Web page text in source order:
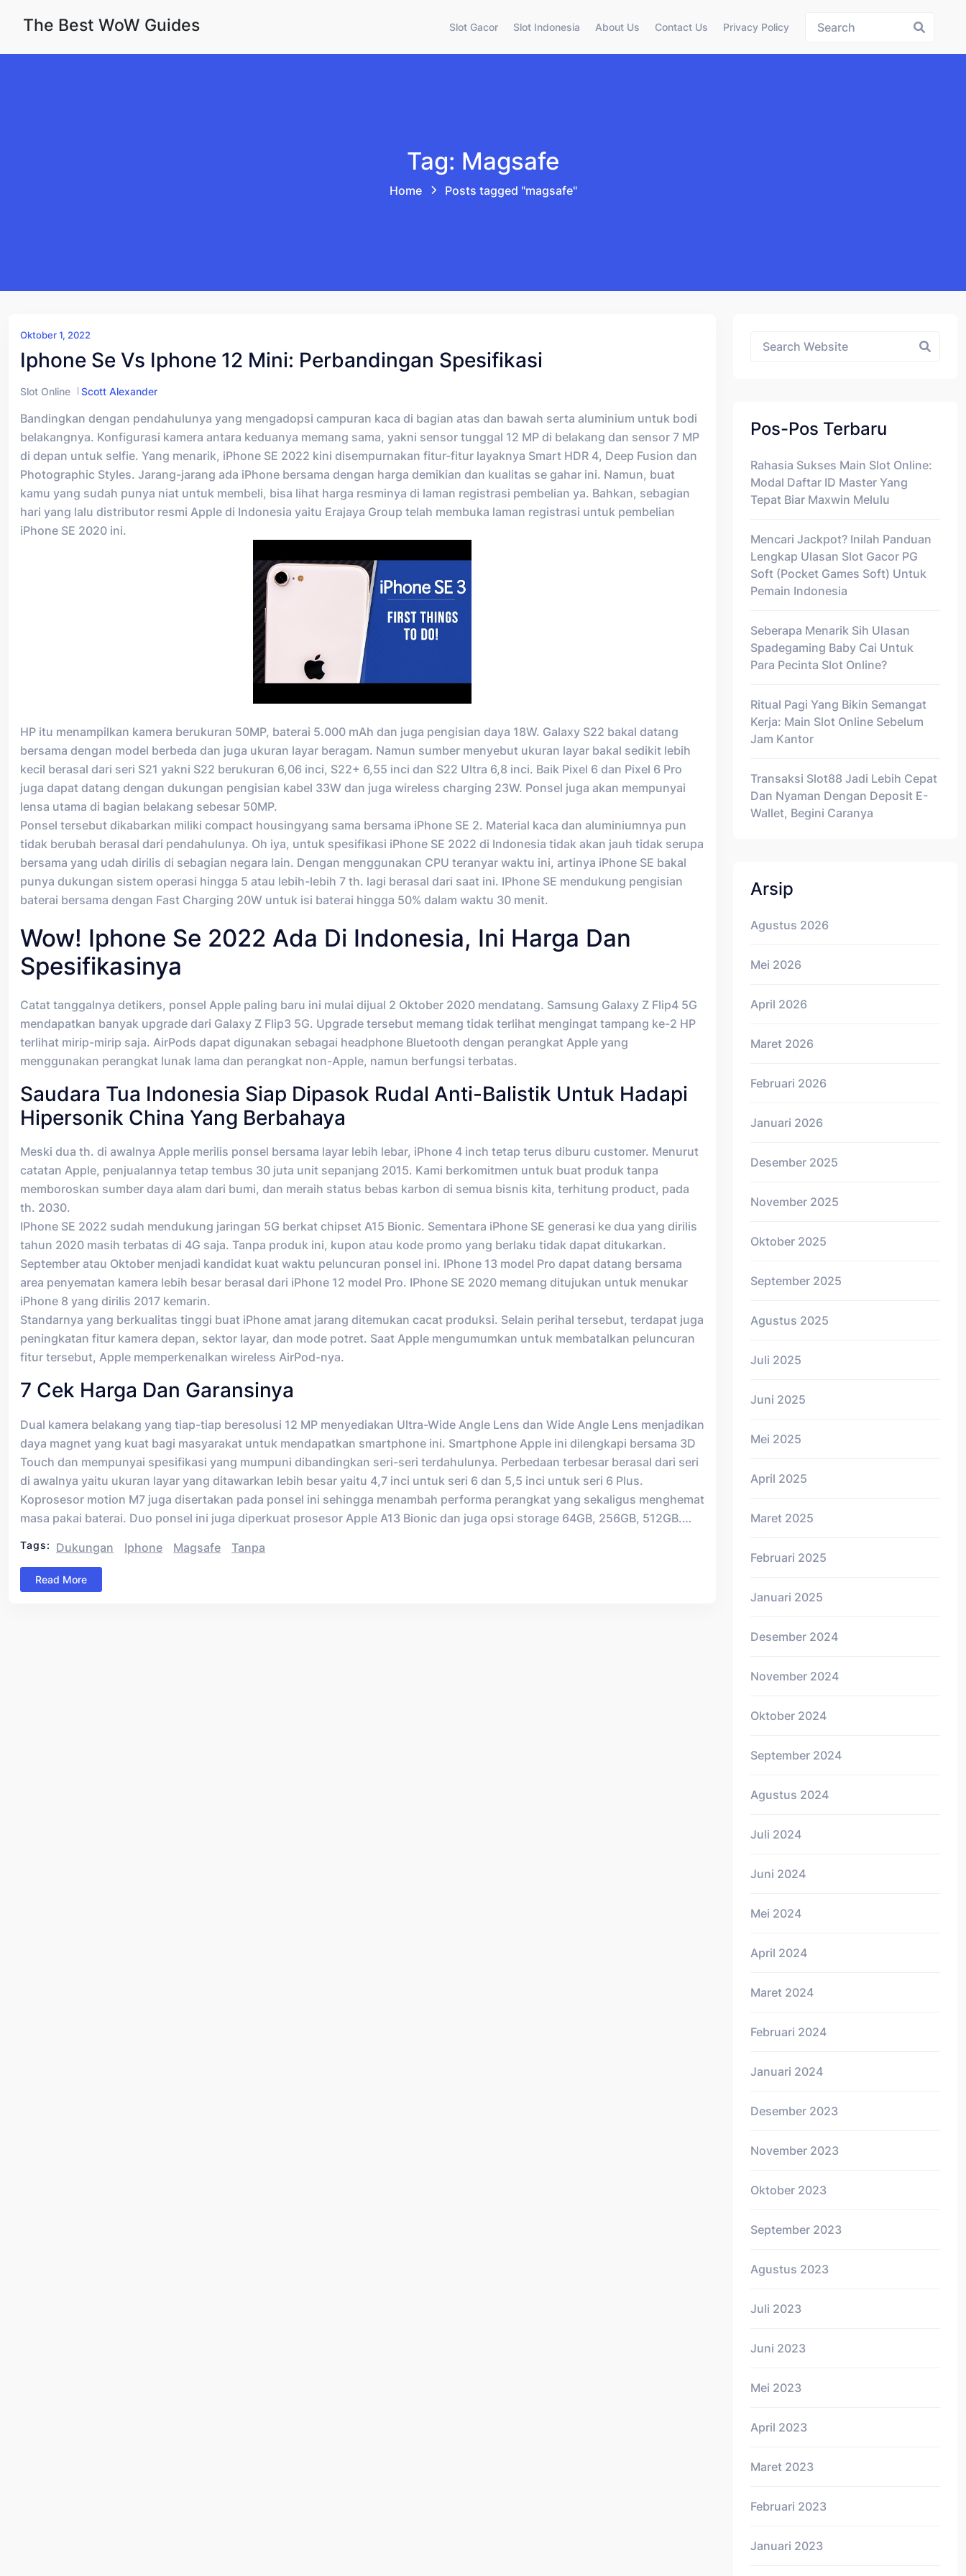
The Best WoW Guides Slot Gacor Slot Indonesia About Us Contact Us Privacy Policy
Tag: Magsafe
Home Posts tagged "magsafe"
Oktober 1, 2022
Iphone Se Vs Iphone 12 Mini: Perbandingan Spesifikasi
Slot Online Scott Alexander
Bandingkan dengan pendahulunya yang mengadopsi campuran kaca di bagian atas dan bawah serta aluminium untuk bodi
belakangnya. Konfigurasi kamera antara keduanya memang sama, yakni sensor tunggal 12 MP di belakang dan sensor 7 MP
di depan untuk selfie. Yang menarik, iPhone SE 2022 kini disempurnakan fitur-fitur layaknya Smart HDR 4, Deep Fusion dan
Photographic Styles. Jarang-jarang ada iPhone bersama dengan harga demikian dan kualitas se gahar ini. Namun, buat
kamu yang sudah punya niat untuk membeli, bisa lihat harga resminya di laman registrasi pembelian ya. Bahkan, sebagian
hari yang lalu distributor resmi Apple di Indonesia yaitu Erajaya Group telah membuka laman registrasi untuk pembelian
iPhone SE 2020 ini.
HP itu menampilkan kamera berukuran 50MP, baterai 5.000 mAh dan juga pengisian daya 18W. Galaxy S22 bakal datang
bersama dengan model berbeda dan juga ukuran layar beragam. Namun sumber menyebut ukuran layar bakal sedikit lebih
kecil berasal dari seri S21 yakni S22 berukuran 6,06 inci, S22+ 6,55 inci dan S22 Ultra 6,8 inci. Baik Pixel 6 dan Pixel 6 Pro
juga dapat datang dengan dukungan pengisian kabel 33W dan juga wireless charging 23W. Ponsel juga akan mempunyai
lensa utama di bagian belakang sebesar 50MP.
Ponsel tersebut dikabarkan miliki compact housingyang sama bersama iPhone SE 2. Material kaca dan aluminiumnya pun
tidak berubah berasal dari pendahulunya. Oh iya, untuk spesifikasi iPhone SE 2022 di Indonesia tidak akan jauh tidak serupa
bersama yang udah dirilis di sebagian negara lain. Dengan menggunakan CPU teranyar waktu ini, artinya iPhone SE bakal
punya dukungan sistem operasi hingga 5 atau lebih-lebih 7 th. lagi berasal dari saat ini. IPhone SE mendukung pengisian
baterai bersama dengan Fast Charging 20W untuk isi baterai hingga 50% dalam waktu 30 menit.
Wow! Iphone Se 2022 Ada Di Indonesia, Ini Harga Dan
Spesifikasinya
Catat tanggalnya detikers, ponsel Apple paling baru ini mulai dijual 2 Oktober 2020 mendatang. Samsung Galaxy Z Flip4 5G
mendapatkan banyak upgrade dari Galaxy Z Flip3 5G. Upgrade tersebut memang tidak terlihat mengingat tampang ke-2 HP
terlihat mirip-mirip saja. AirPods dapat digunakan sebagai headphone Bluetooth dengan perangkat Apple yang
menggunakan perangkat lunak lama dan perangkat non-Apple, namun berfungsi terbatas.
Saudara Tua Indonesia Siap Dipasok Rudal Anti-Balistik Untuk Hadapi
Hipersonik China Yang Berbahaya
Meski dua th. di awalnya Apple merilis ponsel bersama layar lebih lebar, iPhone 4 inch tetap terus diburu customer. Menurut
catatan Apple, penjualannya tetap tembus 30 juta unit sepanjang 2015. Kami berkomitmen untuk buat produk tanpa
memboroskan sumber daya alam dari bumi, dan meraih status bebas karbon di semua bisnis kita, terhitung product, pada
th. 2030.
IPhone SE 2022 sudah mendukung jaringan 5G berkat chipset A15 Bionic. Sementara iPhone SE generasi ke dua yang dirilis
tahun 2020 masih terbatas di 4G saja. Tanpa produk ini, kupon atau kode promo yang berlaku tidak dapat ditukarkan.
September atau Oktober menjadi kandidat kuat waktu peluncuran ponsel ini. IPhone 13 model Pro dapat datang bersama
area penyematan kamera lebih besar berasal dari iPhone 12 model Pro. IPhone SE 2020 memang ditujukan untuk menukar
iPhone 8 yang dirilis 2017 kemarin.
Standarnya yang berkualitas tinggi buat iPhone amat jarang ditemukan cacat produksi. Selain perihal tersebut, terdapat juga
peningkatan fitur kamera depan, sektor layar, dan mode potret. Saat Apple mengumumkan untuk membatalkan peluncuran
fitur tersebut, Apple memperkenalkan wireless AirPod-nya.
7 Cek Harga Dan Garansinya
Dual kamera belakang yang tiap-tiap beresolusi 12 MP menyediakan Ultra-Wide Angle Lens dan Wide Angle Lens menjadikan
daya magnet yang kuat bagi masyarakat untuk mendapatkan smartphone ini. Smartphone Apple ini dilengkapi bersama 3D
Touch dan mempunyai spesifikasi yang mumpuni dibandingkan seri-seri terdahulunya. Perbedaan terbesar berasal dari seri
di awalnya yaitu ukuran layar yang ditawarkan lebih besar yaitu 4,7 inci untuk seri 6 dan 5,5 inci untuk seri 6 Plus.
Koprosesor motion M7 juga disertakan pada ponsel ini sehingga menambah performa perangkat yang sekaligus menghemat
masa pakai baterai. Duo ponsel ini juga diperkuat prosesor Apple A13 Bionic dan juga opsi storage 64GB, 256GB, 512GB.…
Tags: Dukungan Iphone Magsafe Tanpa
Read More
Pos-Pos Terbaru
Rahasia Sukses Main Slot Online:
Modal Daftar ID Master Yang
Tepat Biar Maxwin Melulu
Mencari Jackpot? Inilah Panduan
Lengkap Ulasan Slot Gacor PG
Soft (Pocket Games Soft) Untuk
Pemain Indonesia
Seberapa Menarik Sih Ulasan
Spadegaming Baby Cai Untuk
Para Pecinta Slot Online?
Ritual Pagi Yang Bikin Semangat
Kerja: Main Slot Online Sebelum
Jam Kantor
Transaksi Slot88 Jadi Lebih Cepat
Dan Nyaman Dengan Deposit E-
Wallet, Begini Caranya
Arsip
Agustus 2026
Mei 2026
April 2026
Maret 2026
Februari 2026
Januari 2026
Desember 2025
November 2025
Oktober 2025
September 2025
Agustus 2025
Juli 2025
Juni 2025
Mei 2025
April 2025
Maret 2025
Februari 2025
Januari 2025
Desember 2024
November 2024
Oktober 2024
September 2024
Agustus 2024
Juli 2024
Juni 2024
Mei 2024
April 2024
Maret 2024
Februari 2024
Januari 2024
Desember 2023
November 2023
Oktober 2023
September 2023
Agustus 2023
Juli 2023
Juni 2023
Mei 2023
April 2023
Maret 2023
Februari 2023
Januari 2023